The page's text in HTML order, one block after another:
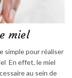
miel
simple pour réaliser
En effet, le miel
au sein de